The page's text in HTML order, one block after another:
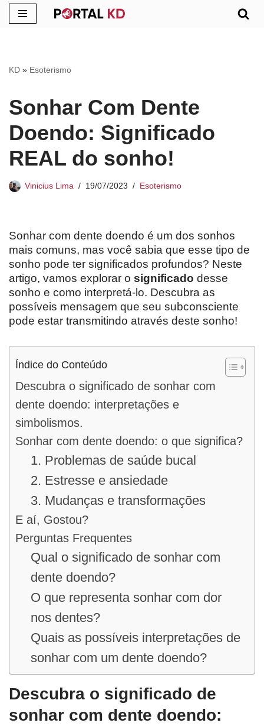
conteúdo
KD » Esoterismo
Sonhar Com Dente
Doendo: Significado
REAL do sonho!
Vinicius Lima 19/07/2023 Esoterismo
Sonhar com dente doendo é um dos sonhos
mais comuns, mas você sabia que esse tipo de
sonho pode ter significados profundos? Neste
artigo, vamos explorar o significado desse
sonho e como interpretá-lo. Descubra as
possíveis mensagem que seu subconsciente
pode estar transmitindo através deste sonho!
Índice do Conteúdo
Descubra o significado de sonhar com
dente doendo: interpretações e
simbolismos.
Sonhar com dente doendo: o que significa?
1. Problemas de saúde bucal
2. Estresse e ansiedade
3. Mudanças e transformações
E aí, Gostou?
Perguntas Frequentes
Qual o significado de sonhar com
dente doendo?
O que representa sonhar com dor
nos dentes?
Quais as possíveis interpretações de
sonhar com um dente doendo?
Descubra o significado de
sonhar com dente doendo: